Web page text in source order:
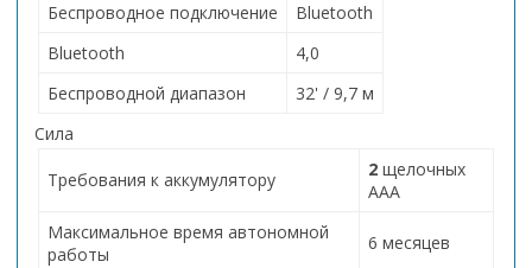
Беспроводное подключение
Bluetooth
Bluetooth
4,0
Беспроводной диапазон
32' / 9,7 м
Сила
Требования к аккумулятору 2 щелочных
AAA
Максимальное время автономной
работы
6 месяцев